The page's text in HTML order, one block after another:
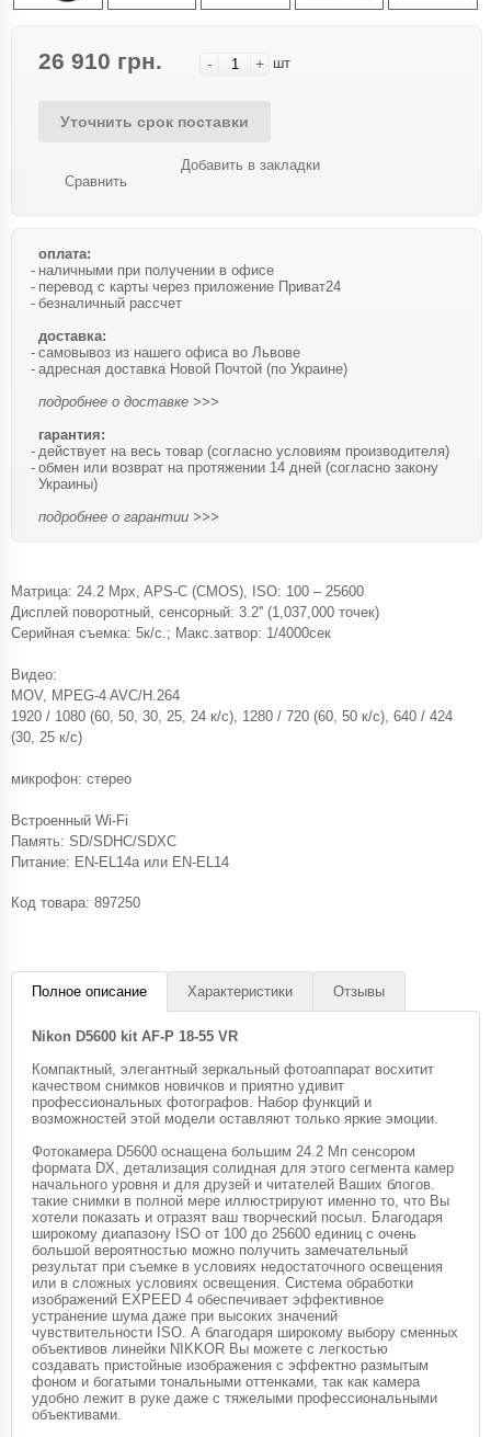
26 910 грн. - + шт
Уточнить срок поставки
Сравнить
Добавить в закладки
оплата:
наличными при получении в офисе
перевод с карты через приложение Приват24
безналичный рассчет
доставка:
самовывоз из нашего офиса во Львове
адресная доставка Новой Почтой (по Украине)
подробнее о доставке >>>
гарантия:
действует на весь товар (согласно условиям производителя)
обмен или возврат на протяжении 14 дней (согласно закону
Украины)
подробнее о гарантии >>>
Матрица: 24.2 Mpx, APS-C (CMOS), ISO: 100 – 25600
Дисплей поворотный, сенсорный: 3.2'' (1,037,000 точек)
Серийная съемка: 5к/с.; Макс.затвор: 1/4000сек
Видео:
MOV, MPEG-4 AVC/H.264
1920 / 1080 (60, 50, 30, 25, 24 к/с), 1280 / 720 (60, 50 к/с), 640 / 424
(30, 25 к/с)
микрофон: стерео
Встроенный Wi-Fi
Память: SD/SDHC/SDXC
Питание: EN-EL14a или EN-EL14
Код товара: 897250
Полное описание Характеристики Отзывы
Nikon D5600 kit AF-P 18-55 VR
Компактный, элегантный зеркальный фотоаппарат восхитит
качеством снимков новичков и приятно удивит
профессиональных фотографов. Набор функций и
возможностей этой модели оставляют только яркие эмоции.
Фотокамера D5600 оснащена большим 24.2 Мп сенсором
формата DX, детализация солидная для этого сегмента камер
начального уровня и для друзей и читателей Ваших блогов.
такие снимки в полной мере иллюстрируют именно то, что Вы
хотели показать и отразят ваш творческий посыл. Благодаря
широкому диапазону ISO от 100 до 25600 единиц с очень
большой вероятностью можно получить замечательный
результат при съемке в условиях недостаточного освещения
или в сложных условиях освещения. Система обработки
изображений EXPEED 4 обеспечивает эффективное
устранение шума даже при высоких значений
чувствительности ISO. А благодаря широкому выбору сменных
объективов линейки NIKKOR Вы можете с легкостью
создавать пристойные изображения с эффектно размытым
фоном и богатыми тональными оттенками, так как камера
удобно лежит в руке даже с тяжелыми профессиональными
объективами.